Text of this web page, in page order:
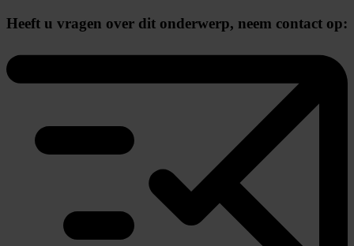
Heeft u vragen over dit onderwerp, neem contact op: